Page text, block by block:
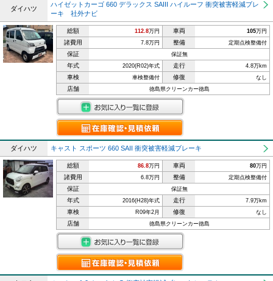
ダイハツ
ハイゼットカーゴ 660 デラックス SAIII ハイルーフ 衝突被害軽減ブレ
ーキ 社外ナビ
総額 112.8万円 車両 105万円
諸費用 7.8万円 整備 定期点検整備付
保証 保証無
年式 2020(R02)年式 走行 4.8万km
車検 車検整備付 修復 なし
店舗 徳島県クリーンカー徳島
ダイハツ キャスト スポーツ 660 SAII 衝突被害軽減ブレーキ
総額 86.8万円 車両 80万円
諸費用 6.8万円 整備 定期点検整備付
保証 保証無
年式 2016(H28)年式 走行 7.9万km
車検 R09年2月 修復 なし
店舗 徳島県クリーンカー徳島